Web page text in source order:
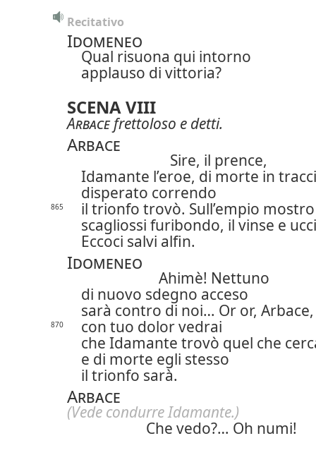
Recitativo
Idomeneo
Qual risuona qui intorno
applauso di vittoria?
SCENA VIII
Arbacefrettoloso e detti.
Arbace
Sire, il prence,
Idamante l’eroe, di morte in
disperato correndo
865
il trionfo trovò. Sull’empio mostro
scagliossi furibondo, il vinse e
Eccoci salvi alfin.
Idomeneo
Ahimè! Nettuno
di nuovo sdegno acceso
sarà contro di noi… Or or, Arbace,
870
con tuo dolor vedrai
che Idamante trovò quel che
e di morte egli stesso
il trionfo sarà.
Arbace
(Vede condurre Idamante.)
Che vedo?… Oh numi!